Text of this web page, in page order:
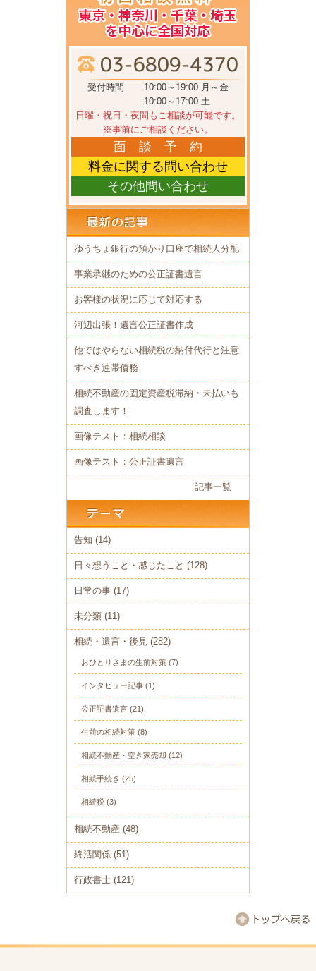
受付時間
10:00～19:00 月～金
10:00～17:00 土
日曜・祝日・夜間もご相談が可能です。
※事前にご相談ください。
面 談 予 約
料金に関する問い合わせ
その他問い合わせ
ゆうちょ銀行の預かり口座で相続人分配
事業承継のための公正証書遺言
お客様の状況に応じて対応する
河辺出張！遺言公正証書作成
他ではやらない相続税の納付代行と注意
すべき連帯債務
相続不動産の固定資産税滞納・未払いも
調査します！
画像テスト：相続相談
画像テスト：公正証書遺言
記事一覧
告知 (14)
日々想うこと・感じたこと (128)
日常の事 (17)
未分類 (11)
相続・遺言・後見 (282)
おひとりさまの生前対策 (7)
インタビュー記事 (1)
公正証書遺言 (21)
生前の相続対策 (8)
相続不動産・空き家売却 (12)
相続手続き (25)
相続税 (3)
相続不動産 (48)
終活関係 (51)
行政書士 (121)